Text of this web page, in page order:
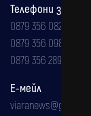
Телефони за
0879 356 082
0879 356 098
0879 356 289
Е-мейл